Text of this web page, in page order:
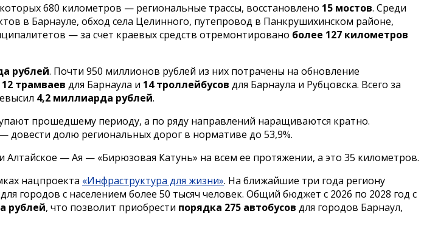
680 километров — региональные трассы, восстановлено 15 мостов. Среди
в Барнауле, обход села Целинного, путепровод в Панкрушихинском районе,
— за счет краевых средств отремонтировано более 127 километров
рублей. Почти 950 миллионов рублей из них потрачены на обновление
12 трамваев для Барнаула и 14 троллейбусов для Барнаула и Рубцовска. Всего за
4,2 миллиарда рублей.
прошедшему периоду, а по ряду направлений наращиваются кратно.
довести долю региональных дорог в нормативе до 53,9%.
— Ая — «Бирюзовая Катунь» на всем ее протяжении, а это 35 километров.
нацпроекта «Инфраструктура для жизни». На ближайшие три года региону
городов с населением более 50 тысяч человек. Общий бюджет с 2026 по 2028 год с
рублей, что позволит приобрести порядка 275 автобусов для городов Барнаул,